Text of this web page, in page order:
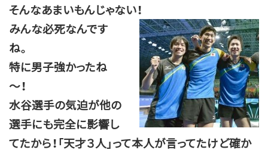
そんなあまいもんじゃない！
みんな必死なんです
ね。
特に男子強かったね
～！
水谷選手の気迫が他の
選手にも完全に影響し
てたから！「天才３人」って本人が言ってたけど確か